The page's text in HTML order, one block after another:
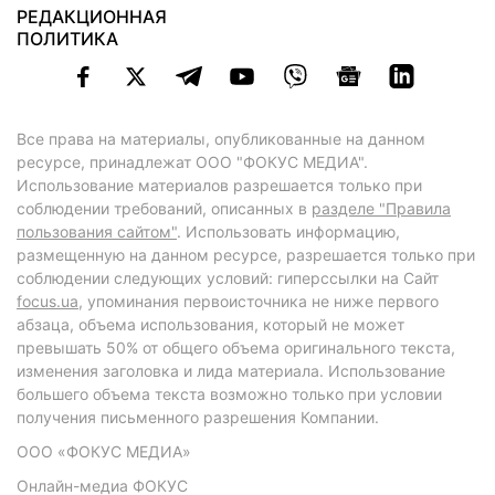
РЕДАКЦИОННАЯ
ПОЛИТИКА
Все права на материалы, опубликованные на данном
ресурсе, принадлежат ООО "ФОКУС МЕДИА".
Использование материалов разрешается только при
соблюдении требований, описанных в разделе "Правила
пользования сайтом". Использовать информацию,
размещенную на данном ресурсе, разрешается только при
соблюдении следующих условий: гиперссылки на Сайт
focus.ua, упоминания первоисточника не ниже первого
абзаца, объема использования, который не может
превышать 50% от общего объема оригинального текста,
изменения заголовка и лида материала. Использование
большего объема текста возможно только при условии
получения письменного разрешения Компании.
ООО «ФОКУС МЕДИА»
Онлайн-медиа ФОКУС